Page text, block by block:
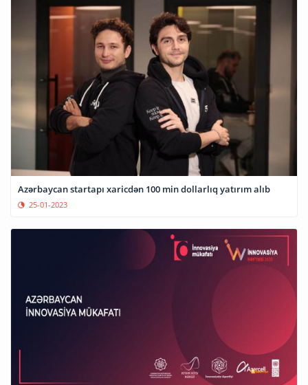
Azərbaycan startapı xaricdən 100 min dollarlıq yatırım alıb
25-01-2023